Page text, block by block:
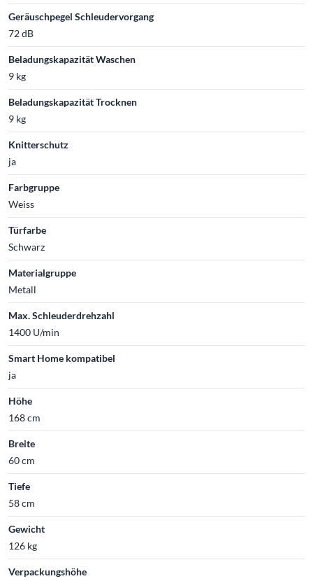
Geräuschpegel Schleudervorgang
72 dB
Beladungskapazität Waschen
9 kg
Beladungskapazität Trocknen
9 kg
Knitterschutz
ja
Farbgruppe
Weiss
Türfarbe
Schwarz
Materialgruppe
Metall
Max. Schleuderdrehzahl
1400 U/min
Smart Home kompatibel
ja
Höhe
168 cm
Breite
60 cm
Tiefe
58 cm
Gewicht
126 kg
Verpackungshöhe